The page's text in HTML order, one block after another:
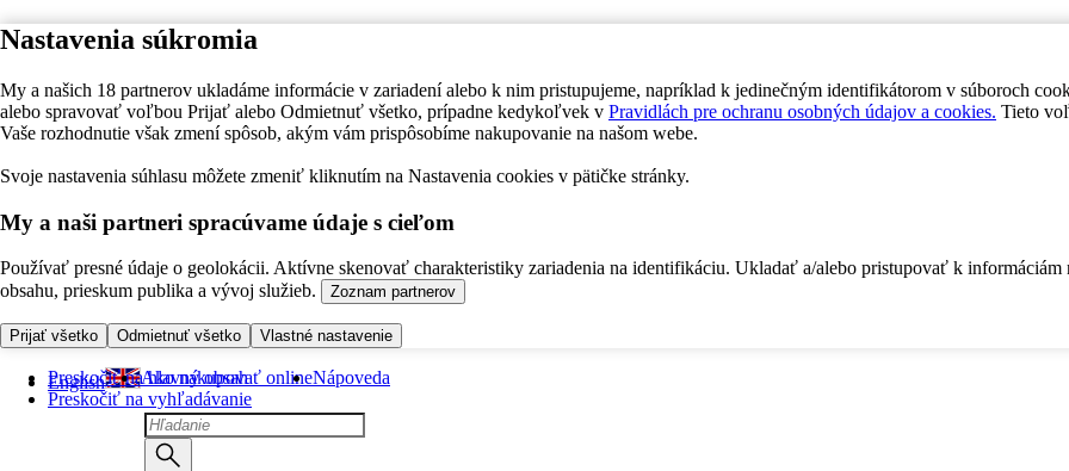
Nastavenia súkromia
My a našich 18 partnerov ukladáme informácie v zariadení alebo k nim pristupujeme, napríklad k jedinečným identifikátorom v súboroch
alebo spravovať voľbou Prijať alebo Odmietnuť všetko, prípadne kedykoľvek v Pravidlách pre ochranu osobných údajov a cookies. Tieto
Vaše rozhodnutie však zmení spôsob, akým vám prispôsobíme nakupovanie na našom webe.
Svoje nastavenia súhlasu môžete zmeniť kliknutím na Nastavenia cookies v pätičke stránky.
My a naši partneri spracúvame údaje s cieľom
Používať presné údaje o geolokácii. Aktívne skenovať charakteristiky zariadenia na identifikáciu. Ukladať a/alebo pristupovať k informáciám
obsahu, prieskum publika a vývoj služieb.
Zoznam partnerov
Prijať všetko Odmietnuť všetko Vlastné nastavenie
Preskočiť na hlavný obsah
Preskočiť na vyhľadávanie
English Ako nakupovať onlineNápoveda